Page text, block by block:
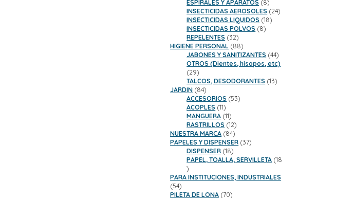
productos
ESPIRALES Y APARATOS 88
productos
INSECTICIDAS AEROSOLES 2424
INSECTICIDAS LIQUIDOS 1818
INSECTICIDAS POLVOS 88
REPELENTES 3232
productos
HIGIENE PERSONAL 8888
productos
JABONES Y SANITIZANTES 4444
productos
OTROS (Dientes, hisopos, etc)
2929
productos
TALCOS, DESODORANTES 1313
JARDIN 8484
productos
ACCESORIOS 5353
ACOPLES 1111
productos
MANGUERA 1111
productos
RASTRILLOS 1212
productos
NUESTRA MARCA 8484
productos
PAPELES Y DISPENSER 3737
DISPENSER 1818
productos
PAPEL, TOALLA, SERVILLETA 18
18
productos
PARA INSTITUCIONES, INDUSTRIALES
5454
productos
PILETA DE LONA 7070